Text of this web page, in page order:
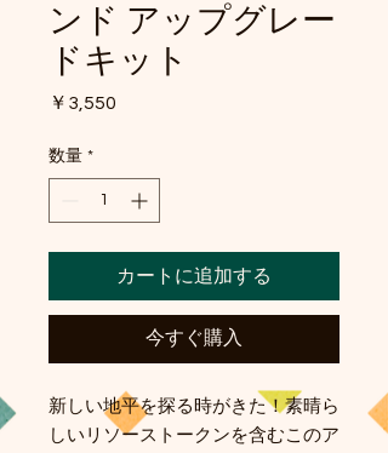
ンド アップグレー
ドキット
￥3,550
数量 *
カートに追加する
今すぐ購入
新しい地平を探る時がきた！素晴ら
しいリソーストークンを含むこのア